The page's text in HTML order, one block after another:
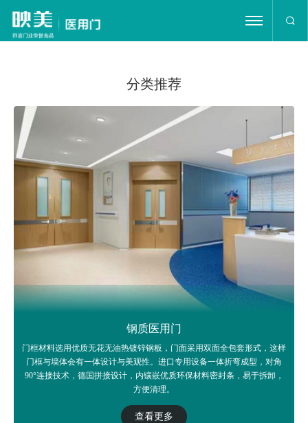
产品展示
工程案例
新闻资讯
荣誉证书
分类推荐
钢质医用门
门框材料选用优质无花无油热镀锌钢板，门面采用双面全包套形式，这样
门框与墙体会有一体设计与美观性。进口专用设备一体折弯成型，对角
90°连接技术，德国拼接设计，内镶嵌优质环保材料密封条，易于拆卸，
方便清理。
查看更多